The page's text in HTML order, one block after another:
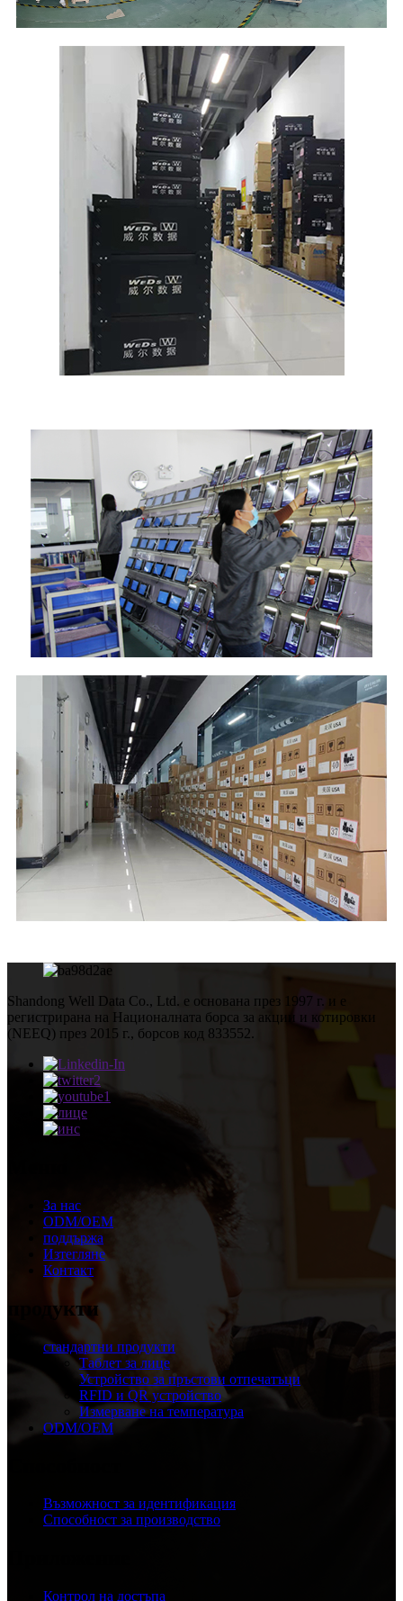
Shandong Well Data Co., Ltd. е основана през 1997 г. и е
регистрирана на Националната борса за акции и котировки
(NEEQ) през 2015 г., борсов код 833552.
За нас
ODM/OEM
поддържа
Изтегляне
Контакт
продукти
стандартни продукти
Таблет за лице
Устройство за пръстови отпечатъци
RFID и QR устройство
Измерване на температура
ODM/OEM
Възможност за идентификация
Способност за производство
Контрол на достъпа